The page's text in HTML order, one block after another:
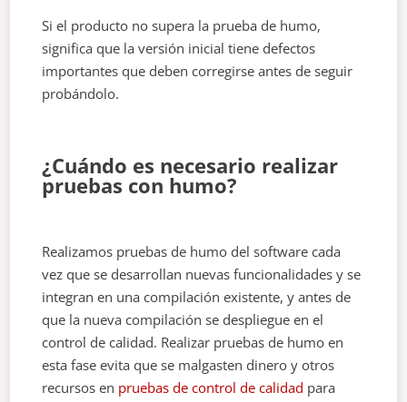
Si el producto no supera la prueba de humo,
significa que la versión inicial tiene defectos
importantes que deben corregirse antes de seguir
probándolo.
¿Cuándo es necesario realizar
pruebas con humo?
Realizamos pruebas de humo del software cada
vez que se desarrollan nuevas funcionalidades y se
integran en una compilación existente, y antes de
que la nueva compilación se despliegue en el
control de calidad. Realizar pruebas de humo en
esta fase evita que se malgasten dinero y otros
recursos en pruebas de control de calidad para